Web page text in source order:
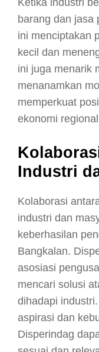
Ketika industri
barang dan jasa
ini menciptakan
kecil dan
ini juga menarik
menanamkan
memperkuat
ekonomi
Industri
Kolaborasi
industri dan
keberhasilan
Bangkalan.
asosiasi
mencari solusi
dihadapi
aspirasi dan
Disperindag